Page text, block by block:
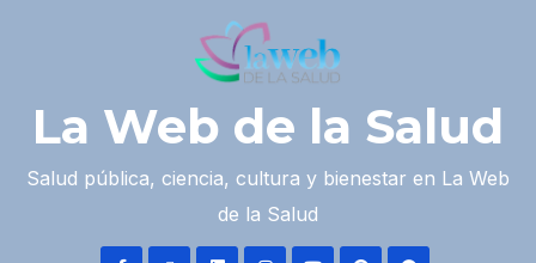
La Web de la Salud
Salud pública, ciencia, cultura y bienestar en La Web
de la Salud